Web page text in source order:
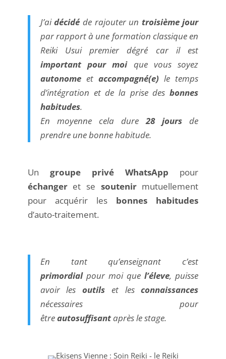
J’aidécidé de rajouter un troisième jour
par rapport à une formation classique en
Reiki Usui premier dégré car il est
important pour moique vous soyez
autonomeet accompagné(e) le temps
d’intégration et de la prise desbonnes
habitudes.
En moyenne cela dure28 jours de
prendre une bonne habitude.
Un groupe privé WhatsApp pour
échangeret se soutenirmutuellement
pour acquérir les bonnes habitudes
d’auto-traitement.
En tant qu’enseignant c’est
primordialpour moi quel’éleve, puisse
avoir lesoutils et lesconnaissances
nécessaires pour
êtreautosuffisantaprès le stage.